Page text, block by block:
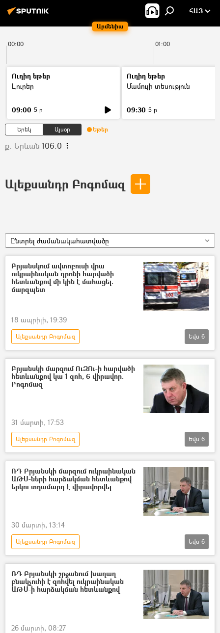
Արմենիա
ՀԱՅ
00:00 01:00
Ուղիղ եթեր
Լուրեր
09:00 5 ր
Ուղիղ եթեր
Մամուլի տեսություն
09:30 5 ր
Երեկ Այսօր Եթեր
ք. Երևան 106.0
Ալեքսանդր Բոգոմազ
Ընտրել ժամանակահատվածը
Բրյանսկում ավտոբուսի վրա
ուկրաինական դրոնի հարվածի
հետևանքով մի կին է մահացել.
մարզպետ
18 ապրիլի, 19:39
Ալեքսանդր Բոգոմազ
Դոնբասի պաշտպանություն. ՌԴ–ի ռազմական հատուկ գործողությունը Ուկրաինայում
Բրյանսկ
Ուկրաինա
Ռուսաստան
ռազմական հատուկ գործողություն
Եվս 6
Բրյանսկի մարզում ՈւԶՈւ-ի հարվածի
հետևանքով կա 1 զոհ, 6 վիրավոր.
Բոգոմազ
31 մարտի, 17:53
Ալեքսանդր Բոգոմազ
Դոնբասի պաշտպանություն. ՌԴ–ի ռազմական հատուկ գործողությունը Ուկրաինայում
Բրյանսկ
անօդաչու թռչող սարք (ԱԹՍ)
Ռուսաստան
Ուկրաինա
Եվս 6
ՌԴ Բրյանսկի մարզում ուկրաինական
ԱԹՍ-ների հարձակման հետևանքով
երկու տղամարդ է վիրավորվել
30 մարտի, 13:14
Ալեքսանդր Բոգոմազ
Դոնբասի պաշտպանություն. ՌԴ–ի ռազմական հատուկ գործողությունը Ուկրաինայում
Ուկրաինա
Ռուսաստան
Պատերազմ
անօդաչու թռչող սարք (ԱԹՍ)
Եվս 6
ՌԴ Բրյանսկի շրջանում խաղաղ
բնակչուհի է զոհվել ուկրաինական
ԱԹՍ-ի հարձակման հետևանքով
26 մարտի, 08:27